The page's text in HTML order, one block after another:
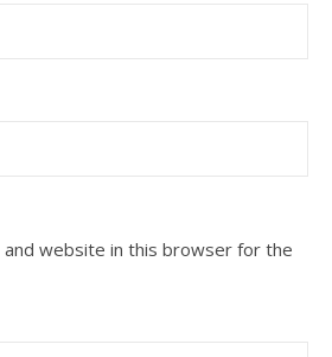
and website in this browser for the